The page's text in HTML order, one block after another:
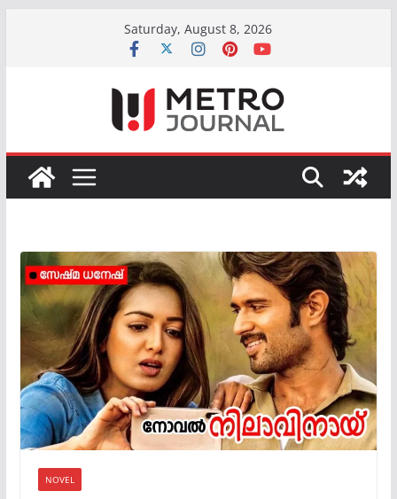
Saturday, August 8, 2026
NOVEL